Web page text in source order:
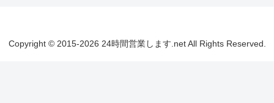
Copyright © 2015-2026 24時間営業します.net All Rights Reserved.